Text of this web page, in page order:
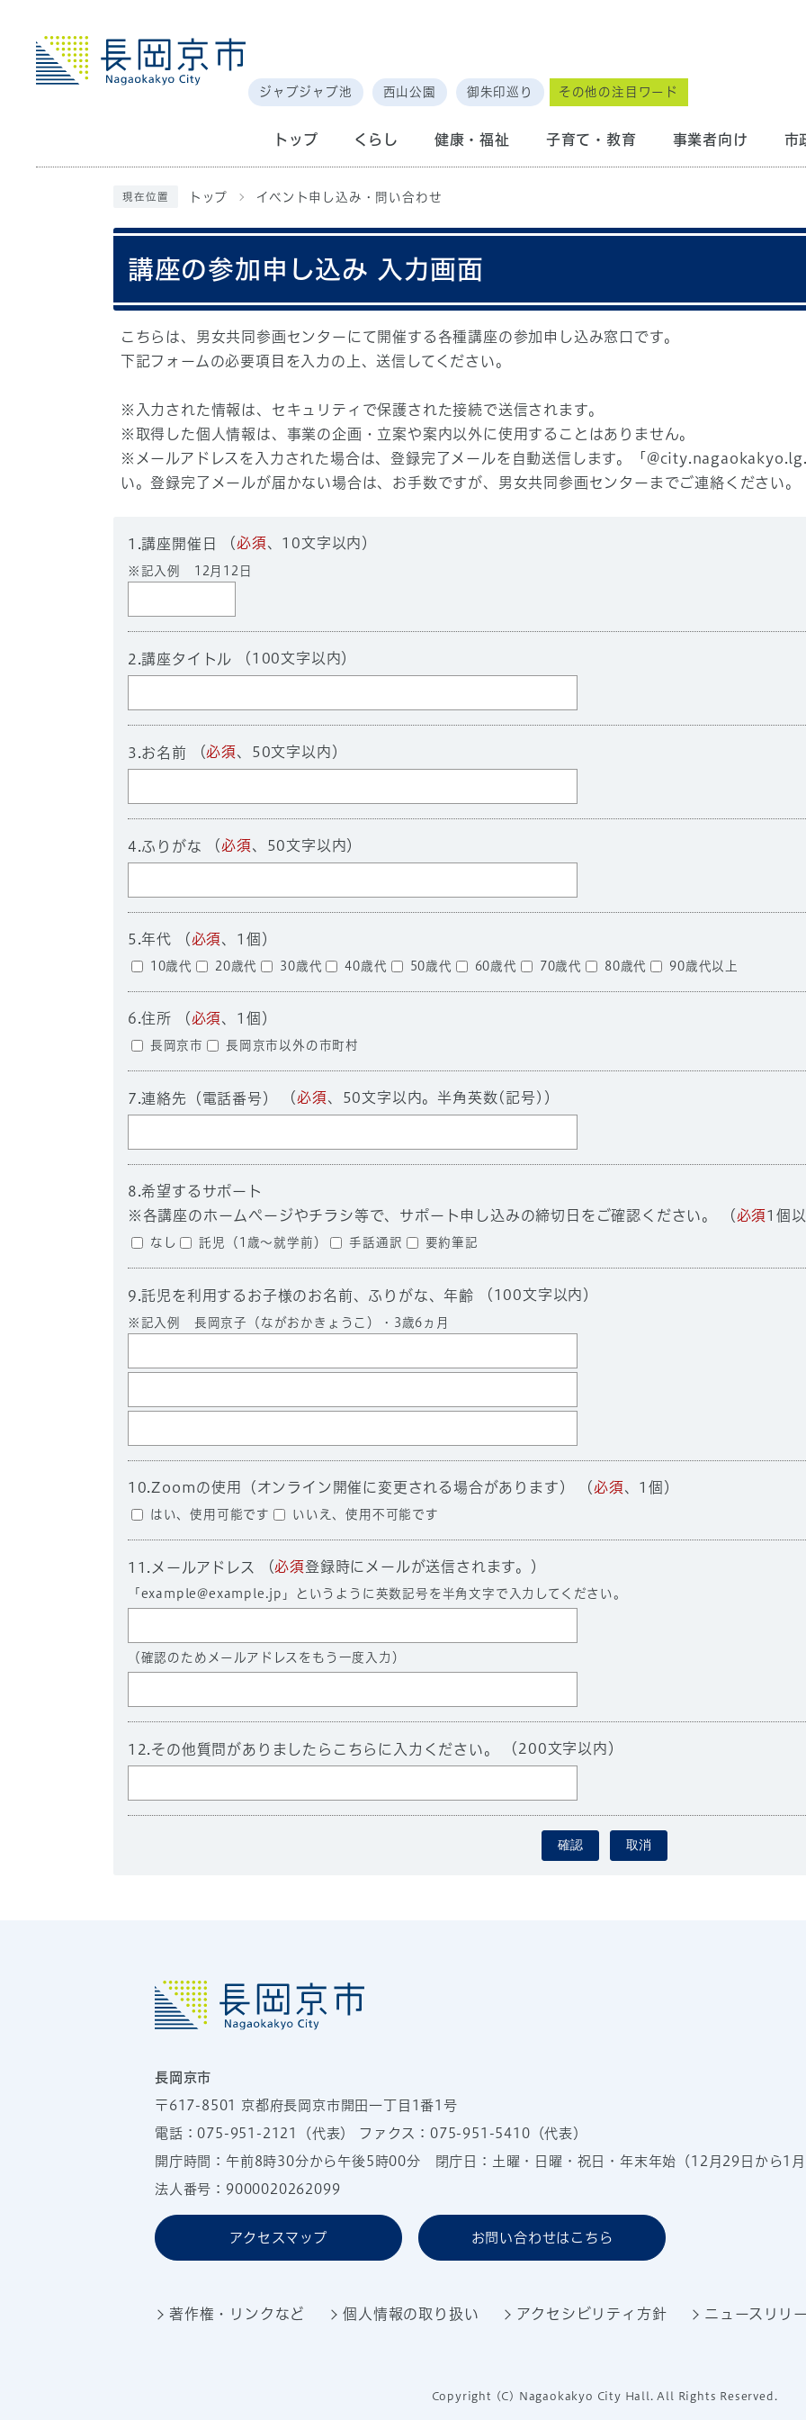
ジャブジャブ池 西山公園 御朱印巡り その他の注目ワード
トップ くらし 健康・福祉 子育て・教育 事業者向け 市
現在位置 トップ イベント申し込み・問い合わせ
講座の参加申し込み 入力画面
こちらは、男女共同参画センターにて開催する各種講座の参加申し込み窓口です。
下記フォームの必要項目を入力の上、送信してください。
※入力された情報は、セキュリティで保護された接続で送信されます。
※取得した個人情報は、事業の企画・立案や案内以外に使用することはありません。
※メールアドレスを入力された場合は、登録完了メールを自動送信します。「
い。登録完了メールが届かない場合は、お手数ですが、男女共同参画センターまでご連絡ください。
1.講座開催日 （必須、10文字以内）
※記入例 12月12日
2.講座タイトル （100文字以内）
3.お名前 （必須、50文字以内）
4.ふりがな （必須、50文字以内）
5.年代 （必須、1個）
10歳代 20歳代 30歳代 40歳代 50歳代 60歳代 70歳代 80歳代 90歳代以上
6.住所 （必須、1個）
長岡京市 長岡京市以外の市町村
7.連絡先（電話番号） （必須、50文字以内。半角英数(記号)）
8.希望するサポート
※各講座のホームページやチラシ等で、サポート申し込みの締切日をご確認ください。 （必須1個
なし 託児（1歳～就学前） 手話通訳 要約筆記
9.託児を利用するお子様のお名前、ふりがな、年齢 （100文字以内）
※記入例 長岡京子（ながおかきょうこ）・3歳6ヵ月
10.Zoomの使用（オンライン開催に変更される場合があります） （必須、1個）
はい、使用可能です いいえ、使用不可能です
11.メールアドレス （必須登録時にメールが送信されます。）
「 example@example.jp 」というように英数記号を半角文字で入力してください。
（確認のためメールアドレスをもう一度入力）
12.その他質問がありましたらこちらに入力ください。 （200文字以内）
確認 取消
長岡京市
〒617-8501 京都府長岡京市開田一丁目1番1号
電話：075-951-2121 （代表） ファクス：075-951-5410（代表）
開庁時間：午前8時30分から午後5時00分 閉庁日：土曜・日曜・祝日・年末年始（12月29日から1月
法人番号：9000020262099
アクセスマップ お問い合わせはこちら
著作権・リンクなど 個人情報の取り扱い アクセシビリティ方針 ニュースリリ
Copyright (C) Nagaokakyo City Hall. All Rights Reserved.